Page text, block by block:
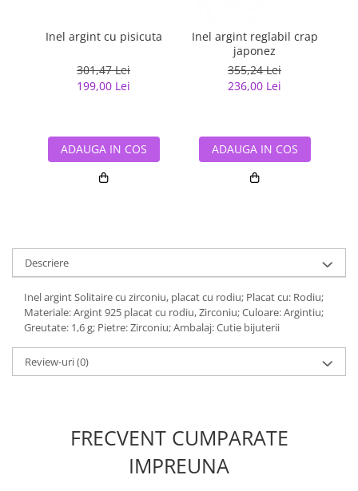
Inel argint cu pisicuta
301,47 Lei
199,00 Lei
ADAUGA IN COS
Inel argint reglabil crap
japonez
355,24 Lei
236,00 Lei
ADAUGA IN COS
Descriere
Inel argint Solitaire cu zirconiu, placat cu rodiu; Placat cu: Rodiu;
Materiale: Argint 925 placat cu rodiu, Zirconiu; Culoare: Argintiu;
Greutate: 1,6 g; Pietre: Zirconiu; Ambalaj: Cutie bijuterii
Review-uri(0)
FRECVENT CUMPARATE
IMPREUNA